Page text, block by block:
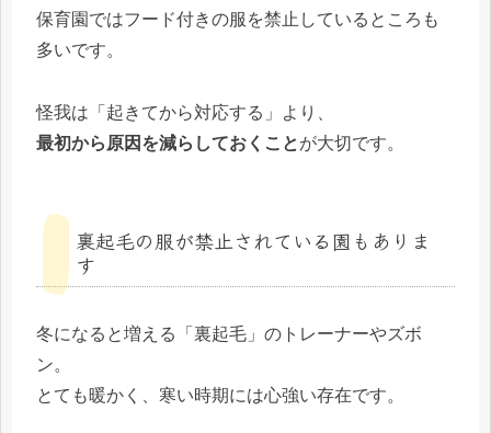
保育園ではフード付きの服を禁止しているところも
多いです。
怪我は「起きてから対応する」より、
最初から原因を減らしておくことが大切です。
裏起毛の服が禁止されている園もありま
す
冬になると増える「裏起毛」のトレーナーやズボ
ン。
とても暖かく、寒い時期には心強い存在です。